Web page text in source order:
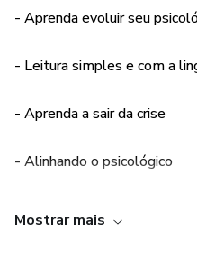
- Aprenda evoluir seu
- Leitura simples e com a
- Aprenda a sair da crise
- Alinhando o psicológico
Mostrar mais